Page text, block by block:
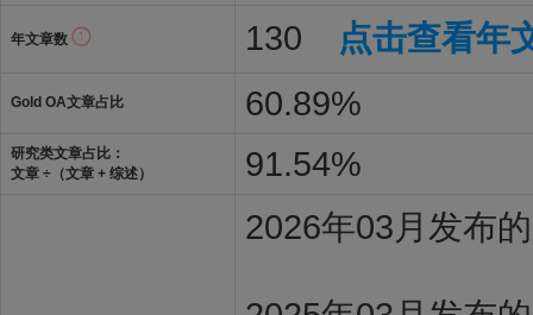
年文章数 130 点击查看年
Gold OA文章占比 60.89%
研究类文章占比：
文章 ÷（文章 + 综述）
91.54%
2026年03月发布